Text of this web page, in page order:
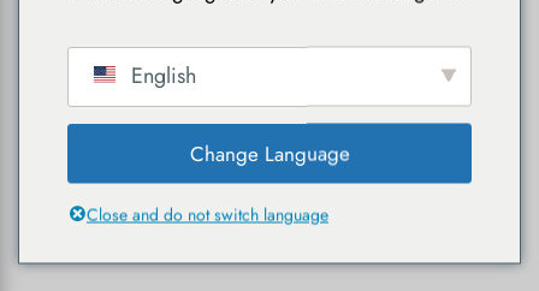
English
Change Language
Close and do not switch language